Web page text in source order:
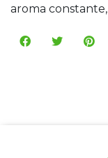
aroma